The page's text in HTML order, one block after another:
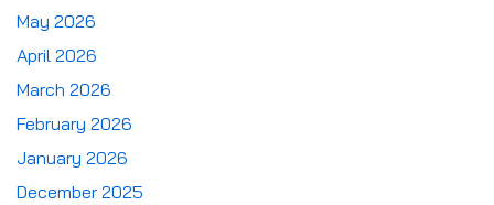
May 2026
April 2026
March 2026
February 2026
January 2026
December 2025